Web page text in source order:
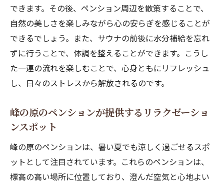
できます。その後、ペンション周辺を散策することで、
自然の美しさを楽しみながら心の安らぎを感じることが
できるでしょう。また、サウナの前後に水分補給を忘れ
ずに行うことで、体調を整えることができます。こうし
た一連の流れを楽しむことで、心身ともにリフレッシュ
し、日々のストレスから解放されるのです。
峰の原のペンションが提供するリラクゼーショ
ンスポット
峰の原のペンションは、暑い夏でも涼しく過ごせるスポ
ットとして注目されています。これらのペンションは、
標高の高い場所に位置しており、澄んだ空気と心地よい